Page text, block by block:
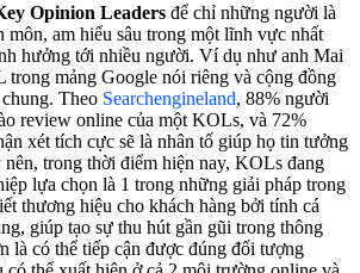
Opinion Leaders để chỉ những người là
môn, am hiểu sâu trong một lĩnh vực nhất
hưởng tới nhiều người. Ví dụ như anh Mai
mảng Google nói riêng và cộng đồng
Theo Searchengineland, 88% người
review online của một KOLs, và 72%
xét tích cực sẽ là nhân tố giúp họ tin tưởng
trong thời điểm hiện nay, KOLs đang
lựa chọn là 1 trong những giải pháp trong
thương hiệu cho khách hàng bởi tính cá
giúp tạo sự thu hút gần gũi trong thông
là có thể tiếp cận được đúng đối tượng